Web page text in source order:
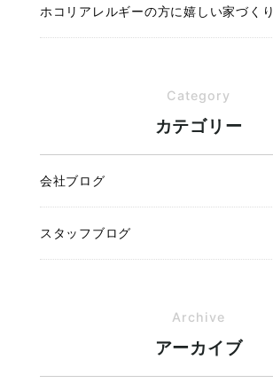
ホコリアレルギーの方に嬉しい家づくり
Category
カテゴリー
会社ブログ
スタッフブログ
Archive
アーカイブ